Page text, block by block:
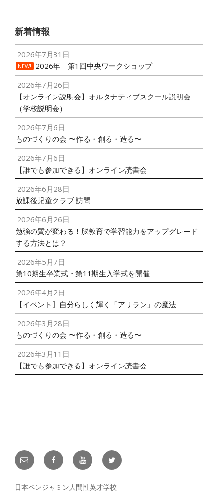
新着情報
2026年7月31日
NEW!
2026年 第1回中央ワークショップ
2026年7月26日
【オンライン説明会】オルタナティブスクール説明会
（学校説明会）
2026年7月6日
ものづくりの会 〜作る・創る・造る〜
2026年7月6日
【誰でも参加できる】オンライン読書会
2026年6月28日
放課後児童クラブ 訪問
2026年6月26日
勉強の質が変わる！脳教育で学習能力をアップグレード
する方法とは？
2026年5月7日
第10期生卒業式・第11期生入学式を開催
2026年4月2日
【イベント】自分らしく輝く「アリラン」の魔法
2026年3月28日
ものづくりの会 〜作る・創る・造る〜
2026年3月11日
【誰でも参加できる】オンライン読書会
メ
ー
ル
facebookYouTubetwitter
日本ベンジャミン人間性英才学校